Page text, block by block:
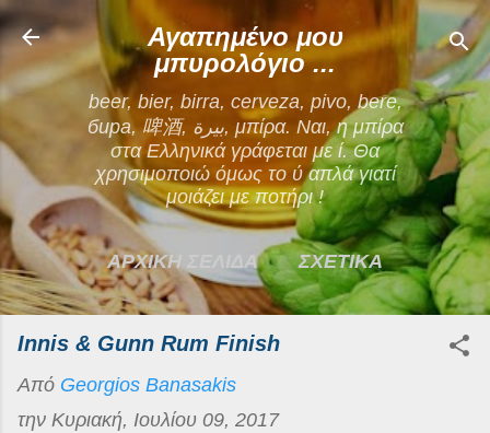
Μετάβαση στο κύριο περιεχόμενο
Αγαπημένο μου
μπυρολόγιο ...
beer, bier, birra, cerveza, pivo, bere,
бира, 啤酒, بيرة, μπίρα. Ναι, η μπίρα
στα Ελληνικά γράφεται με ί. Θα
χρησιμοποιώ όμως το ύ απλά γιατί
μοιάζει με ποτήρι !
ΑΡΧΙΚΗ ΣΕΛΙΔΑ ΣΧΕΤΙΚΑ
ΕΠΙΚΟΙΝΩΝΙΑ
ΟΡΟΙ ΧΡΗΣΗΣ
Innis & Gunn Rum Finish
Από Georgios Banasakis
την Κυριακή, Ιουλίου 09, 2017